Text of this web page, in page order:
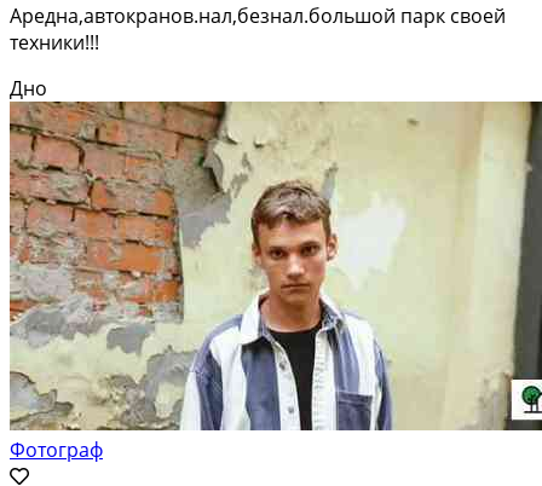
Аредна,автокранов.нал,безнал.большой парк своей
техники!!!
Дно
Фотограф